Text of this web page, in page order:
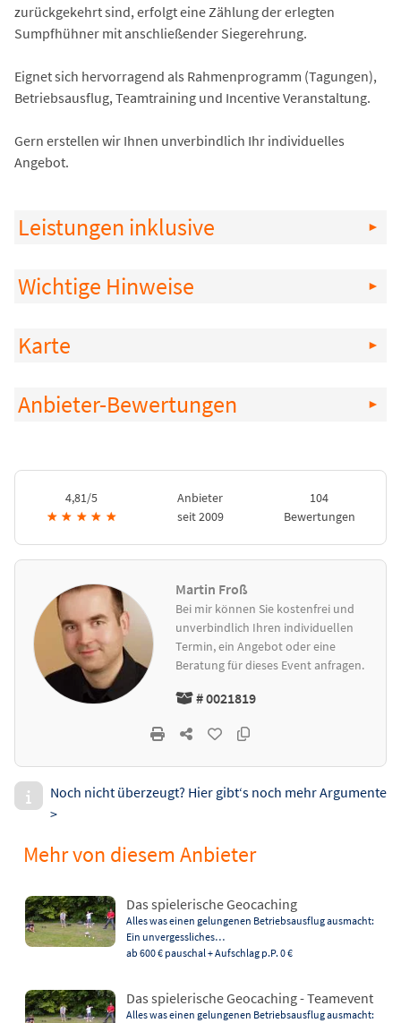
zurückgekehrt sind, erfolgt eine Zählung der erlegten
Sumpfhühner mit anschließender Siegerehrung.
Eignet sich hervorragend als Rahmenprogramm (Tagungen),
Betriebsausflug, Teamtraining und Incentive Veranstaltung.
Gern erstellen wir Ihnen unverbindlich Ihr individuelles
Angebot.
Leistungen inklusive
Wichtige Hinweise
Karte
Anbieter-Bewertungen
4,81/5
★ ★ ★ ★ ★
Anbieter
seit 2009
104
Bewertungen
Martin Froß
Bei mir können Sie kostenfrei und
unverbindlich Ihren individuellen
Termin, ein Angebot oder eine
Beratung für dieses Event anfragen.
# 0021819
Noch nicht überzeugt? Hier gibt‘s noch mehr Argumente
>
Mehr von diesem Anbieter
Das spielerische Geocaching
Alles was einen gelungenen Betriebsausflug ausmacht:
Ein unvergessliches…
ab 600 € pauschal + Aufschlag p.P. 0 €
Das spielerische Geocaching - Teamevent
Alles was einen gelungenen Betriebsausflug ausmacht: